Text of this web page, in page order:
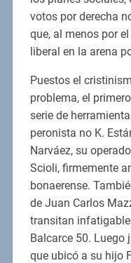
votos por derecha
que, al menos por
liberal en la arena
Puestos el
problema, el
serie de
peronista no K.
Narváez, su
Scioli, firmemente
bonaerense.
de Juan Carlos
transitan
Balcarce 50. Luego
que ubicó a su hijo